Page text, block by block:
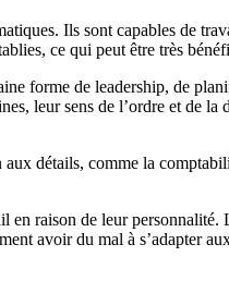
Ils sont capables de
ce qui peut être très
forme de leadership, de
leur sens de l’ordre et de
détails, comme la
raison de leur
avoir du mal à s’adapter